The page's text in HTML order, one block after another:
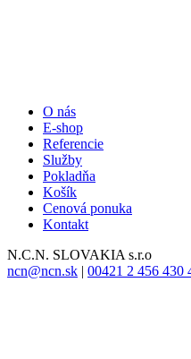
O nás
E-shop
Referencie
Služby
Pokladňa
Košík
Cenová ponuka
Kontakt
N.C.N. SLOVAKIA s.r.o
ncn@ncn.sk | 00421 2 456 430